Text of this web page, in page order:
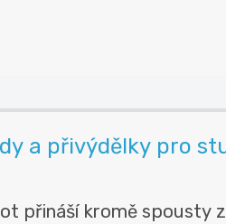
a přivýdělky pro
přináší kromě spousty